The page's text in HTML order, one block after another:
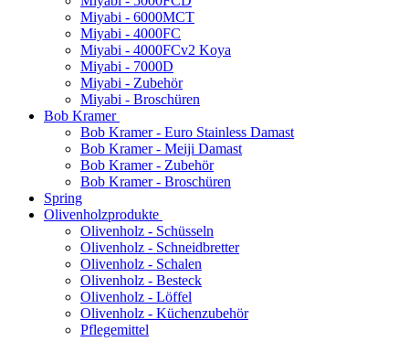
Miyabi - 6000MCT
Miyabi - 4000FC
Miyabi - 4000FCv2 Koya
Miyabi - 7000D
Miyabi - Zubehör
Miyabi - Broschüren
Bob Kramer
Bob Kramer - Euro Stainless Damast
Bob Kramer - Meiji Damast
Bob Kramer - Zubehör
Bob Kramer - Broschüren
Spring
Olivenholzprodukte
Olivenholz - Schüsseln
Olivenholz - Schneidbretter
Olivenholz - Schalen
Olivenholz - Besteck
Olivenholz - Löffel
Olivenholz - Küchenzubehör
Pflegemittel